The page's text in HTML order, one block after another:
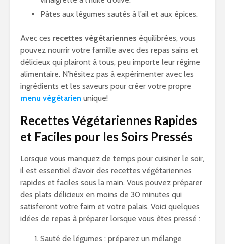
Pâtes aux légumes sautés à l’ail et aux épices.
Avec ces recettes végétariennes équilibrées, vous
pouvez nourrir votre famille avec des repas sains et
délicieux qui plairont à tous, peu importe leur régime
alimentaire. N’hésitez pas à expérimenter avec les
ingrédients et les saveurs pour créer votre propre
menu végétarien unique!
Recettes Végétariennes Rapides
et Faciles pour les Soirs Pressés
Lorsque vous manquez de temps pour cuisiner le soir,
il est essentiel d’avoir des recettes végétariennes
rapides et faciles sous la main. Vous pouvez préparer
des plats délicieux en moins de 30 minutes qui
satisferont votre faim et votre palais. Voici quelques
idées de repas à préparer lorsque vous êtes pressé :
Sauté de légumes : préparez un mélange